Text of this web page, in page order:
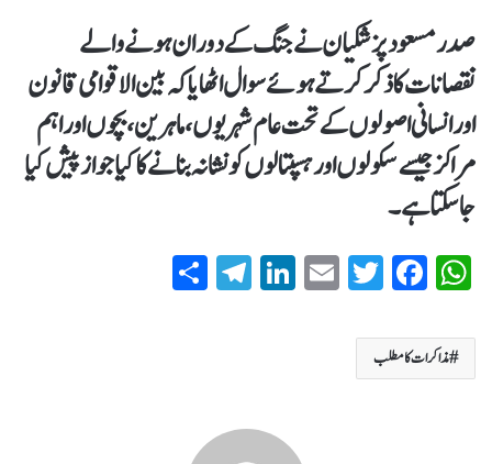
صدر مسعود پزشکیان نے جنگ کے دوران ہونے والے
نقصانات کا ذکر کرتےہوئے سوال اٹھایاکہ بین الاقوامی قانون
اور انسانی اصولوں کےتحت عام شہریوں، ماہرین، بچوں اور اہم
مراکز جیسے سکولوں اور ہسپتالوں کو نشانہ بنانے کا کیا جواز پیش کیا
جاسکتا ہے۔
W
ha
ts
A
Fa
ce
bo
ok
T
wi
E
m
Li
nk
T
el
مذاکرات کا مطلب